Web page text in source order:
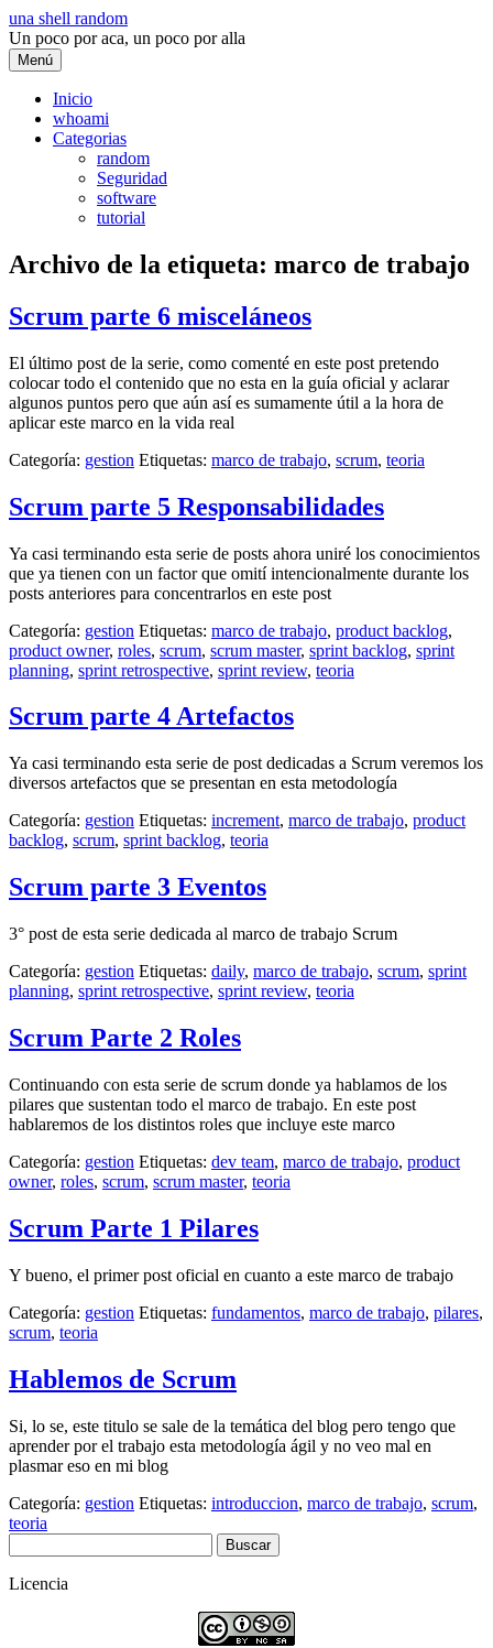
Saltar
al
contenido
una shell random
Un poco por aca, un poco por alla
Menú
Inicio
whoami
Categorias
random
Seguridad
software
tutorial
Archivo de la etiqueta: marco de trabajo
Scrum parte 6 misceláneos
El último post de la serie, como comenté en este post pretendo
colocar todo el contenido que no esta en la guía oficial y aclarar
algunos puntos pero que aún así es sumamente útil a la hora de
aplicar este marco en la vida real
Categoría: gestion Etiquetas: marco de trabajo, scrum, teoria
Scrum parte 5 Responsabilidades
Ya casi terminando esta serie de posts ahora uniré los conocimientos
que ya tienen con un factor que omití intencionalmente durante los
posts anteriores para concentrarlos en este post
Categoría: gestion Etiquetas: marco de trabajo, product backlog,
product owner, roles, scrum, scrum master, sprint backlog, sprint
planning, sprint retrospective, sprint review, teoria
Scrum parte 4 Artefactos
Ya casi terminando esta serie de post dedicadas a Scrum veremos los
diversos artefactos que se presentan en esta metodología
Categoría: gestion Etiquetas: increment, marco de trabajo, product
backlog, scrum, sprint backlog, teoria
Scrum parte 3 Eventos
3° post de esta serie dedicada al marco de trabajo Scrum
Categoría: gestion Etiquetas: daily, marco de trabajo, scrum, sprint
planning, sprint retrospective, sprint review, teoria
Scrum Parte 2 Roles
Continuando con esta serie de scrum donde ya hablamos de los
pilares que sustentan todo el marco de trabajo. En este post
hablaremos de los distintos roles que incluye este marco
Categoría: gestion Etiquetas: dev team, marco de trabajo, product
owner, roles, scrum, scrum master, teoria
Scrum Parte 1 Pilares
Y bueno, el primer post oficial en cuanto a este marco de trabajo
Categoría: gestion Etiquetas: fundamentos, marco de trabajo, pilares,
scrum, teoria
Hablemos de Scrum
Si, lo se, este titulo se sale de la temática del blog pero tengo que
aprender por el trabajo esta metodología ágil y no veo mal en
plasmar eso en mi blog
Categoría: gestion Etiquetas: introduccion, marco de trabajo, scrum,
teoria
Licencia